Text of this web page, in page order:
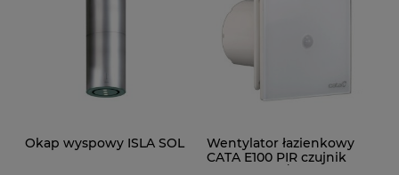
Okap wyspowy ISLA SOL
Wentylator łazienkowy
CATA E100 PIR czujnik